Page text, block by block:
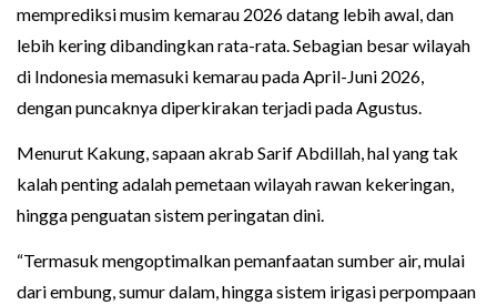
memprediksi musim kemarau 2026 datang lebih awal, dan
lebih kering dibandingkan rata-rata. Sebagian besar wilayah
di Indonesia memasuki kemarau pada April-Juni 2026,
dengan puncaknya diperkirakan terjadi pada Agustus.
Menurut Kakung, sapaan akrab Sarif Abdillah, hal yang tak
kalah penting adalah pemetaan wilayah rawan kekeringan,
hingga penguatan sistem peringatan dini.
“Termasuk mengoptimalkan pemanfaatan sumber air, mulai
dari embung, sumur dalam, hingga sistem irigasi perpompaan